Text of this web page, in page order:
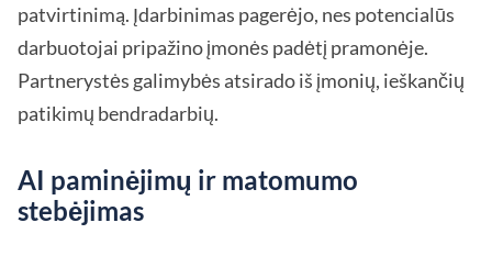
patvirtinimą. Įdarbinimas pagerėjo, nes potencialūs
darbuotojai pripažino įmonės padėtį pramonėje.
Partnerystės galimybės atsirado iš įmonių, ieškančių
patikimų bendradarbių.
AI paminėjimų ir matomumo
stebėjimas